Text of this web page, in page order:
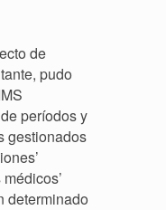
de
pudo
períodos y
gestionados
determinado